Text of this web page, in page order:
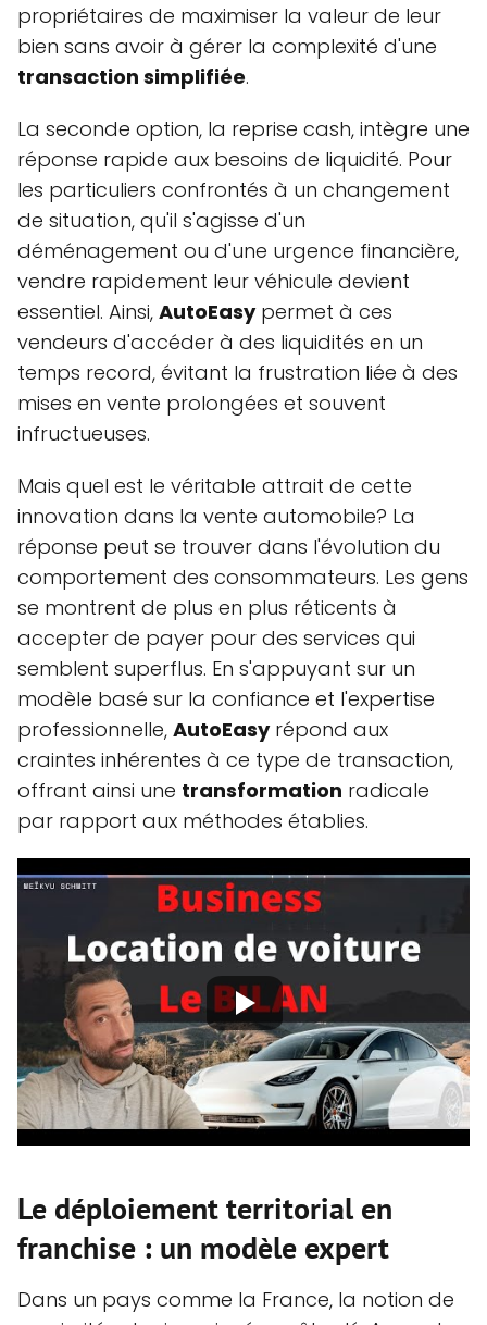
propriétaires de maximiser la valeur de leur
bien sans avoir à gérer la complexité d'une
transaction simplifiée.
La seconde option, la reprise cash, intègre une
réponse rapide aux besoins de liquidité. Pour
les particuliers confrontés à un changement
de situation, qu'il s'agisse d'un
déménagement ou d'une urgence financière,
vendre rapidement leur véhicule devient
essentiel. Ainsi, AutoEasypermet à ces
vendeurs d'accéder à des liquidités en un
temps record, évitant la frustration liée à des
mises en vente prolongées et souvent
infructueuses.
Mais quel est le véritable attrait de cette
innovation dans la vente automobile? La
réponse peut se trouver dans l'évolution du
comportement des consommateurs. Les gens
se montrent de plus en plus réticents à
accepter de payer pour des services qui
semblent superflus. En s'appuyant sur un
modèle basé sur la confiance et l'expertise
professionnelle, AutoEasyrépond aux
craintes inhérentes à ce type de transaction,
offrant ainsi une transformation radicale
par rapport aux méthodes établies.
Le déploiement territorial en
franchise : un modèle expert
Dans un pays comme la France, la notion de